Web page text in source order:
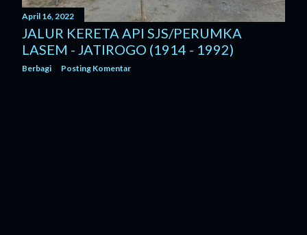
n
April 16, 2022
JALUR KERETA API SJS/PERUMKA
LASEM - JATIROGO (1914 - 1992)
Berbagi Posting Komentar